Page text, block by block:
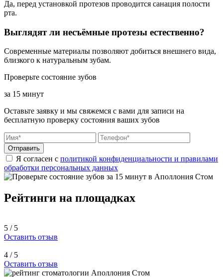
Да, перед установкой протезов проводится санация полости
рта.
Выглядят ли несъёмные протезы естественно?
Современные материалы позволяют добиться внешнего вида,
близкого к натуральным зубам.
Проверьте состояние зубов
за 15 минут
Оставьте заявку и мы свяжемся с вами для записи на
бесплатную проверку состояния ваших зубов
Отправить
Я согласен с политикой конфиденциальности и правилами
обработки персональных данных
Рейтинги на площадках
5 / 5
Оставить отзыв
4 / 5
Оставить отзыв